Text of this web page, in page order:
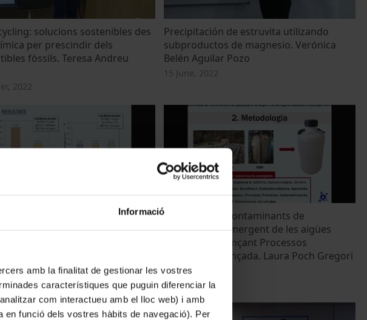
Informació
amb la finalitat de gestionar les vostres
característiques que puguin diferenciar la
com interactueu amb el lloc web) i amb
en funció dels vostres hàbits de navegació). Per
solucions sostenibles des
per prescindir dels
fòssils. Teresa Andreu
2022
Precipitación de estruvita utilizando
subproductos de magnesio. Verónica
Belén Aguilar Pozo
15 June, 2022
biochar as
Fenton catalyst for the
Eliminació de contaminants de
preocupació emergent de les aigües
residuals mitjançant Processos
d’Oxidació Avançada. Laura Poch Gregori
15 June, 2022